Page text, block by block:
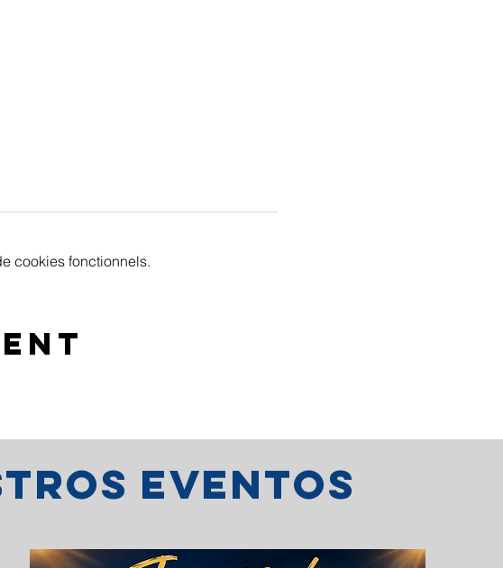
cookies fonctionnels.
eventos